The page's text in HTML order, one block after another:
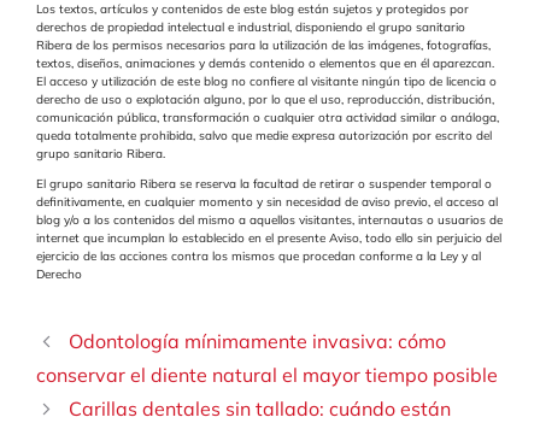
Los textos, artículos y contenidos de este blog están sujetos y protegidos por
derechos de propiedad intelectual e industrial, disponiendo el grupo sanitario
Ribera de los permisos necesarios para la utilización de las imágenes, fotografías,
textos, diseños, animaciones y demás contenido o elementos que en él aparezcan.
El acceso y utilización de este blog no confiere al visitante ningún tipo de licencia o
derecho de uso o explotación alguno, por lo que el uso, reproducción, distribución,
comunicación pública, transformación o cualquier otra actividad similar o análoga,
queda totalmente prohibida, salvo que medie expresa autorización por escrito del
grupo sanitario Ribera.
El grupo sanitario Ribera se reserva la facultad de retirar o suspender temporal o
definitivamente, en cualquier momento y sin necesidad de aviso previo, el acceso al
blog y/o a los contenidos del mismo a aquellos visitantes, internautas o usuarios de
internet que incumplan lo establecido en el presente Aviso, todo ello sin perjuicio del
ejercicio de las acciones contra los mismos que procedan conforme a la Ley y al
Derecho
Odontología mínimamente invasiva: cómo
conservar el diente natural el mayor tiempo posible
Carillas dentales sin tallado: cuándo están